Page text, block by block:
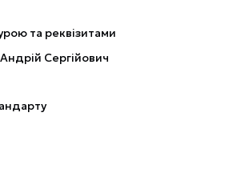
та реквізитами
Сергійович